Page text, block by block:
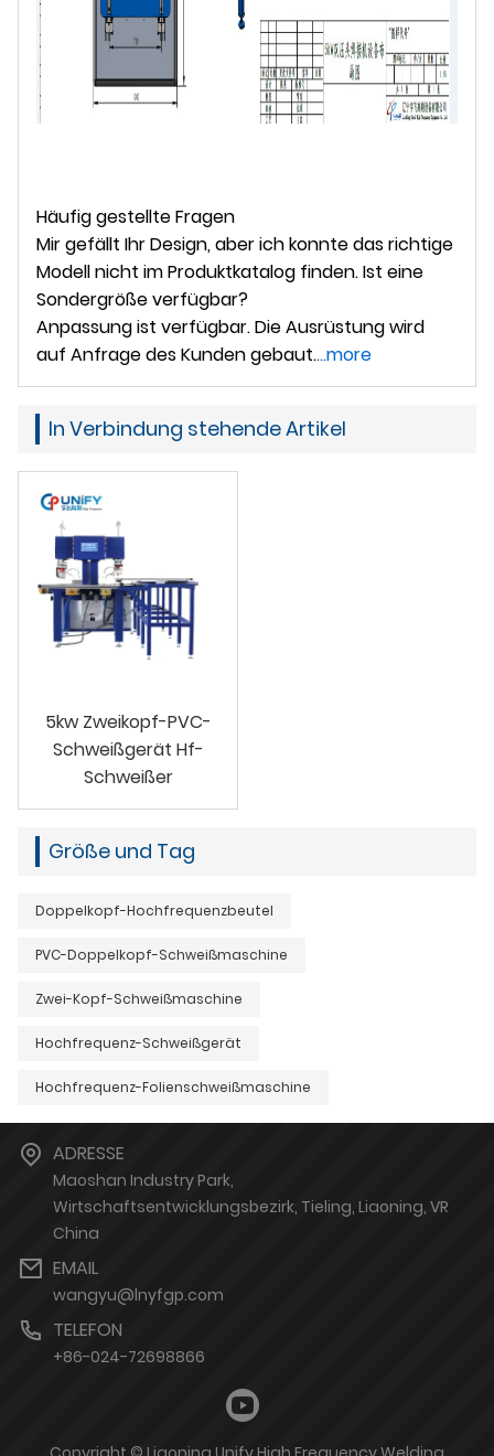
Häufig gestellte Fragen
Mir gefällt Ihr Design, aber ich konnte das richtige
Modell nicht im Produktkatalog finden. Ist eine
Sondergröße verfügbar?
Anpassung ist verfügbar. Die Ausrüstung wird
auf Anfrage des Kunden gebaut....more
In Verbindung stehende Artikel
5kw Zweikopf-PVC-
Schweißgerät Hf-
Schweißer
Größe und Tag
Doppelkopf-Hochfrequenzbeutel
PVC-Doppelkopf-Schweißmaschine
Zwei-Kopf-Schweißmaschine
Hochfrequenz-Schweißgerät
Hochfrequenz-Folienschweißmaschine
ADRESSE
Maoshan Industry Park,
Wirtschaftsentwicklungsbezirk, Tieling, Liaoning, VR
China
EMAIL
wangyu@lnyfgp.com
TELEFON
+86-024-72698866